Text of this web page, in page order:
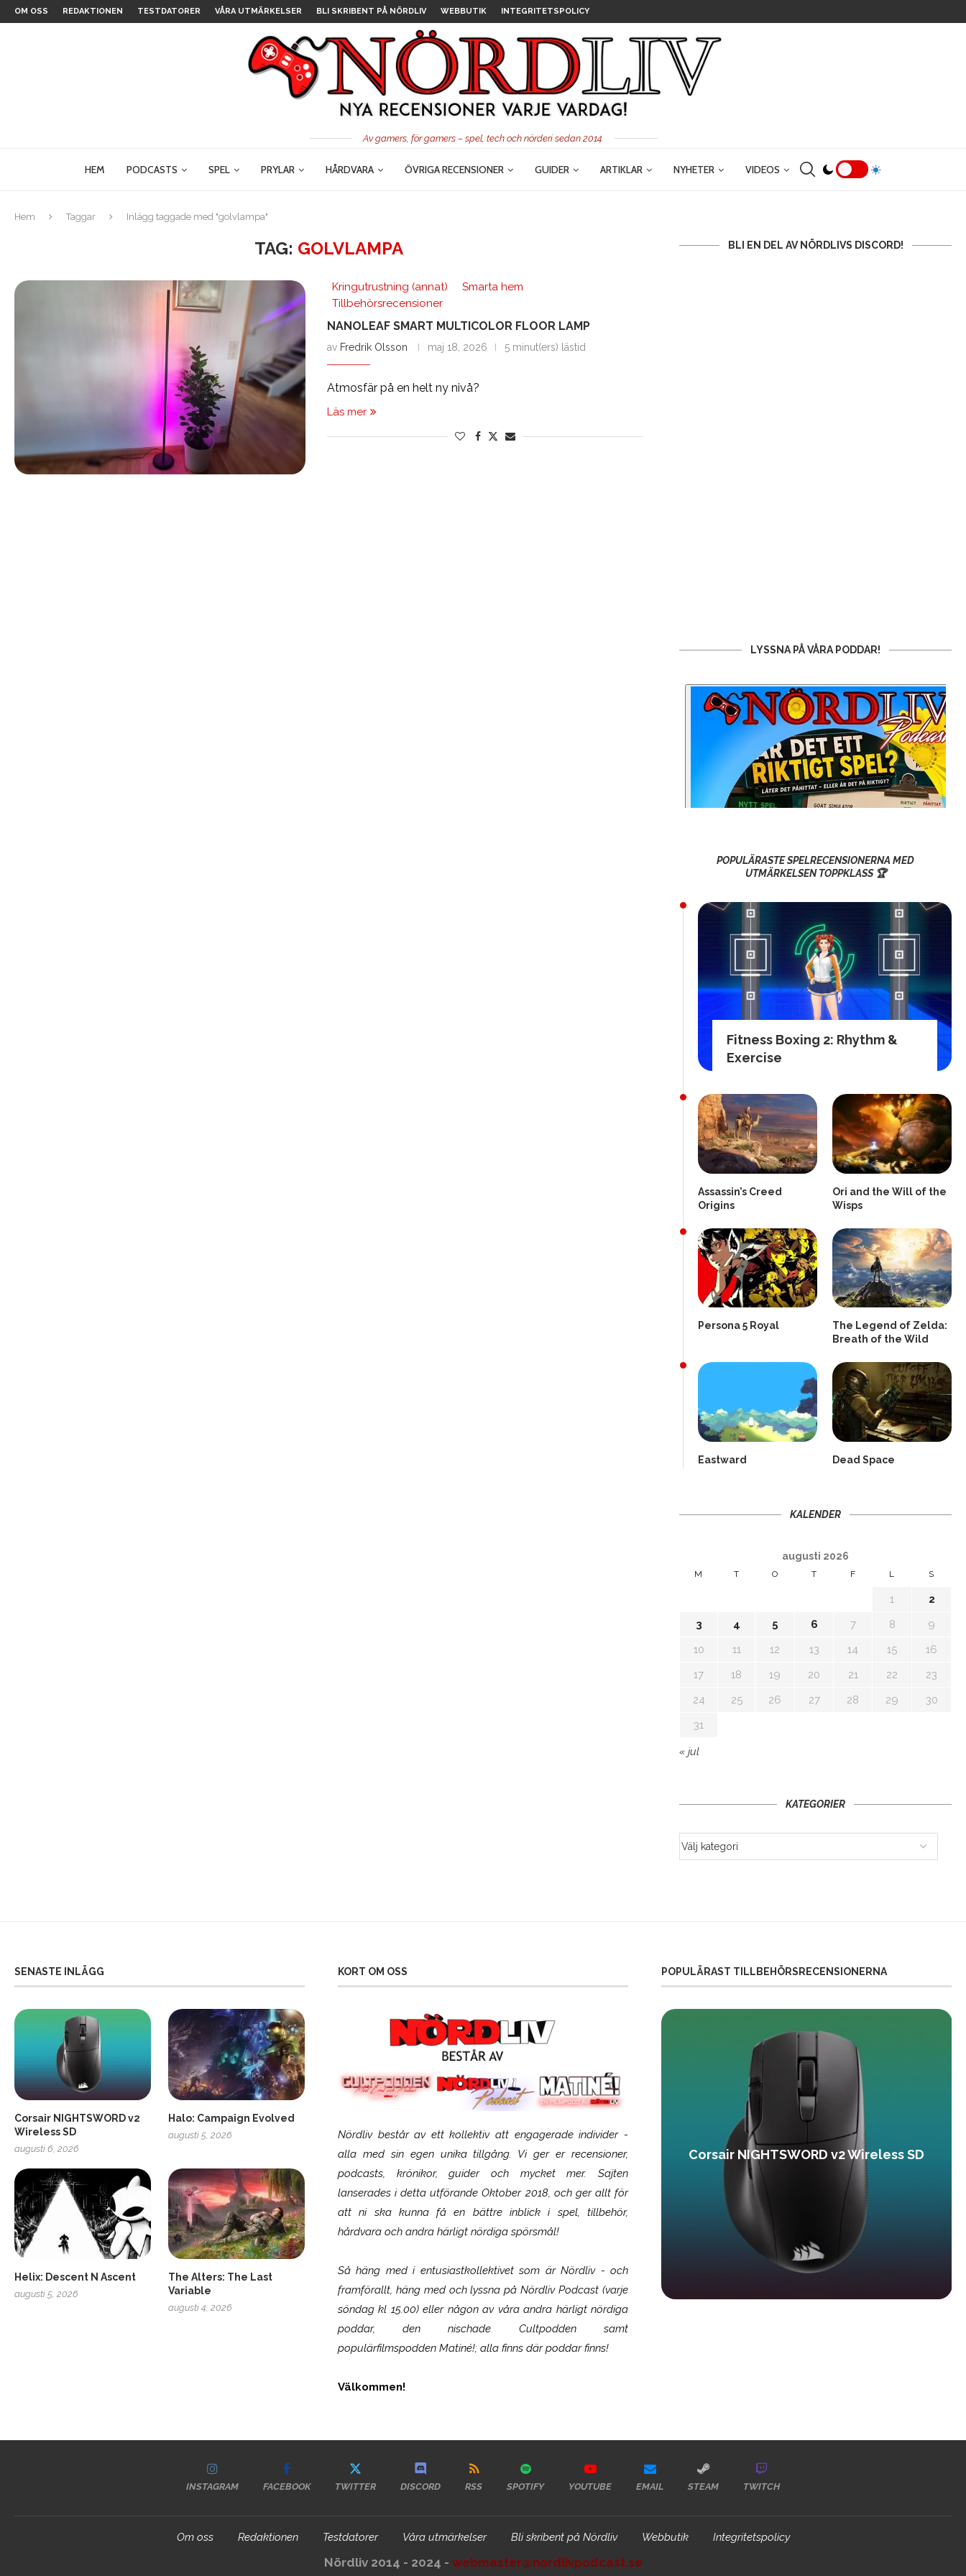
OM OSS REDAKTIONEN TESTDATORER VÅRA UTMÄRKELSER BLI SKRIBENT PÅ NÖRDLIV WEBBUTIK INTEGRITETSPOLICY
Av gamers, för gamers – spel, tech och nörderi sedan 2014.
HEM PODCASTS SPEL PRYLAR HÅRDVARA ÖVRIGA RECENSIONER GUIDER ARTIKLAR NYHETER VIDEOS
Hem Taggar Inlägg taggade med "golvlampa"
TAG: GOLVLAMPA
Kringutrustning (annat)
Smarta hem
Tillbehörsrecensioner
NANOLEAF SMART MULTICOLOR FLOOR LAMP
av Fredrik Olsson maj 18, 2026 5 minut(ers) lästid
Atmosfär på en helt ny nivå?
Läs mer
BLI EN DEL AV NÖRDLIVS DISCORD!
LYSSNA PÅ VÅRA PODDAR!
POPULÄRASTE SPELRECENSIONERNA MED
UTMÄRKELSEN TOPPKLASS 🏆
Fitness Boxing 2: Rhythm &
Exercise
Assassin’s Creed
Origins
Ori and the Will of the
Wisps
Persona 5 Royal
The Legend of Zelda:
Breath of the Wild
Eastward Dead Space
KALENDER
augusti 2026
M T O T F L S
1
2
3
4 5 6 7 8
9
10
11 12 13 14 15
16
17
18 19 20 21 22
23
24
25 26 27 28 29
30
31
« jul
KATEGORIER
SENASTE INLÄGG
Corsair NIGHTSWORD v2
Wireless SD
augusti 6, 2026
Halo: Campaign Evolved
augusti 5, 2026
Helix: Descent N Ascent
augusti 5, 2026
The Alters: The Last
Variable
augusti 4, 2026
KORT OM OSS
Nördliv består av ett kollektiv att engagerade individer -
alla med sin egen unika tillgång. Vi ger er recensioner,
podcasts, krönikor, guider och mycket mer. Sajten
lanserades i detta utförande Oktober 2018, och ger allt för
att ni ska kunna få en bättre inblick i spel, tillbehör,
hårdvara och andra härligt nördiga spörsmål!
Så häng med i entusiastkollektivet som ärNördliv- och
framförallt, häng med och lyssna på Nördliv Podcast (varje
söndag kl 15.00) eller någon av våra andra härligt nördiga
poddar, den nischade Cultpodden samt
populärfilmspodden Matiné!; alla finns där poddar finns!
Välkommen!
POPULÄRAST TILLBEHÖRSRECENSIONERNA
SCUF Gaming Omega Corsair NIGHTSWORD v2 Wireless SD
INSTAGRAM FACEBOOK TWITTER DISCORD RSS SPOTIFY YOUTUBE EMAIL STEAM TWITCH
Om oss Redaktionen Testdatorer Våra utmärkelser Bli skribent på Nördliv Webbutik Integritetspolicy
Nördliv 2014 - 2024 - webmaster@nordlivpodcast.se